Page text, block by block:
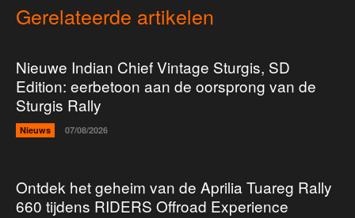
Gerelateerde artikelen
Nieuwe Indian Chief Vintage Sturgis, SD
Edition: eerbetoon aan de oorsprong van de
Sturgis Rally
Nieuws 07/08/2026
Ontdek het geheim van de Aprilia Tuareg Rally
660 tijdens RIDERS Offroad Experience